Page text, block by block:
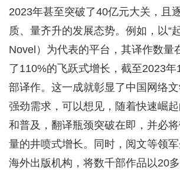
2023年甚至突破了40亿元大关，且
质、量齐升的发展态势。例如，以“
Novel）为代表的平台，其译作数量
了110%的飞跃式增长，截至2023
部译作。这一成就彰显了中国网络
强劲需求，可以想见，随着快速崛
和普及，翻译瓶颈突破在即，并必
量的井喷式增长。同时，阅文等领
海外出版机构，将数千部作品以20